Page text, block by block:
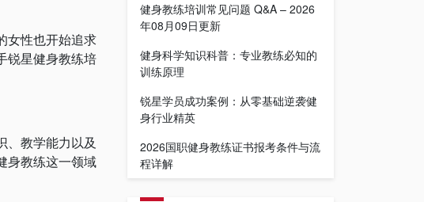
女性也开始追求
锐星健身教练培
、教学能力以及
身教练这一领域
健身教练培训常见问题 Q&A – 2026
年08月09日更新
健身科学知识科普：专业教练必知的
训练原理
锐星学员成功案例：从零基础逆袭健
身行业精英
2026国职健身教练证书报考条件与流
程详解